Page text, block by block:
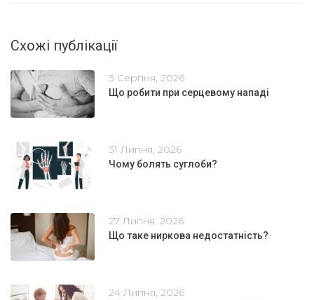
Схожі публікації
3 Серпня, 2026
Що робити при серцевому нападі
31 Липня, 2026
Чому болять суглоби?
27 Липня, 2026
Що таке ниркова недостатність?
24 Липня, 2026